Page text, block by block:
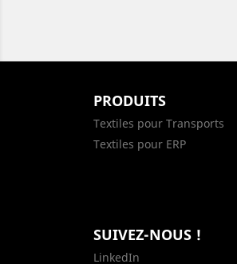
PRODUITS
Textiles pour Transports
Textiles pour ERP
SUIVEZ-NOUS !
LinkedIn